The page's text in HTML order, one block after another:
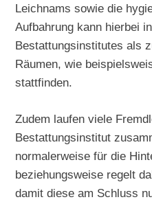
Leichnams sowie die
Aufbahrung kann hierbei
Bestattungsinstitutes als
Räumen, wie
stattfinden.
Zudem laufen viele
Bestattungsinstitut
normalerweise für die
beziehungsweise regelt
damit diese am Schluss